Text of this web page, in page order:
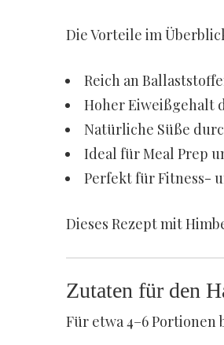
Die Vorteile im
Reich an
Hoher Eiweißgehalt
Natürliche Süße
Ideal für Meal Prep
Perfekt für Fitness-
Dieses Rezept mit
Zutaten für den
Für etwa 4–6